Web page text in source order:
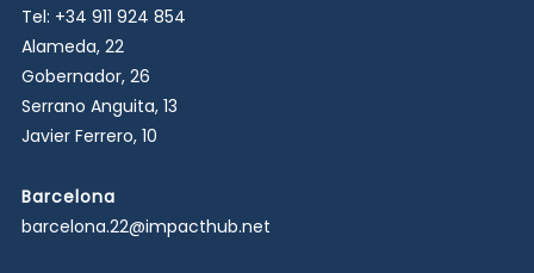
Tel: +34 911 924 854
Alameda, 22
Gobernador, 26
Serrano Anguita, 13
Javier Ferrero, 10
Barcelona
barcelona.22@impacthub.net